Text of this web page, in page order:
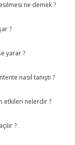
ne demek ?
?
yarar ?
nasıl tanıştı ?
etkileri nelerdir ?
?